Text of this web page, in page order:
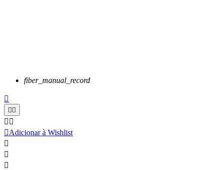
fiber_manual_record


 
Adicionar à Wishlist


